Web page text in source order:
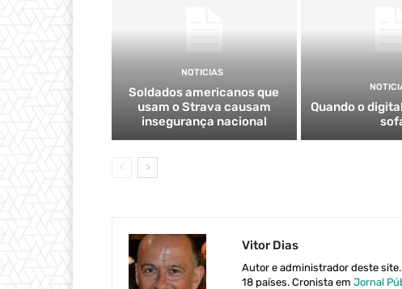
NOTICIAS
Soldados americanos que
usam o Strava causam
insegurança nacional
Quando o
Vitor Dias
Autor e administrador deste
18 países. Cronista em Jornal